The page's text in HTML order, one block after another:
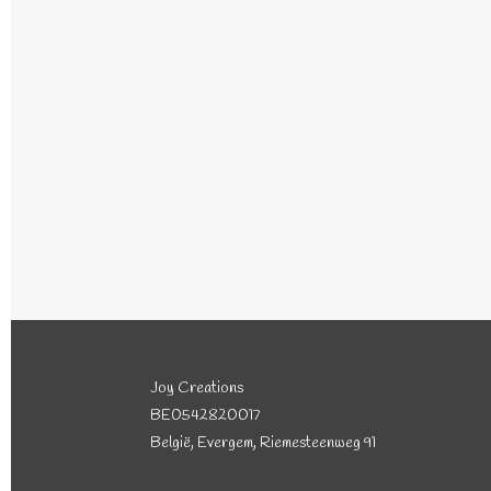
Joy Creations
BE0542820017
België, Evergem, Riemesteenweg 91